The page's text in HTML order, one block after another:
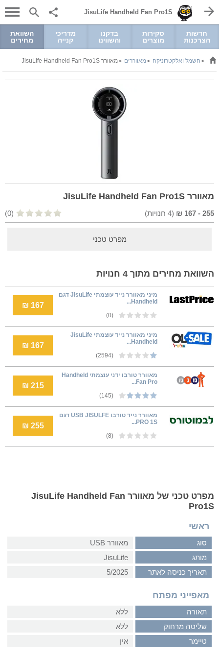
JisuLife Handheld Fan Pro1S
חדשות
הצרכנות
סקירות
מוצרים
בדקנו
והשווינו
מדריכי
קנייה
השוואת
מחירים
> חשמל ואלקטרוניקה >מאווררים >מאוורר JisuLife Handheld Fan Pro1S
מאוורר JisuLife Handheld Fan Pro1S
255
-
167
₪
(
4 חנויות) (0)
מפרט טכני
השוואת מחירים מתוך 4 חנויות
מיני מאוורר נייד עוצמתי JisuLife דגם
Handheld...
(0)
167 ₪
מיני מאוורר נייד עוצמתי JisuLife
Handheld...
(2594)
167 ₪
מאוורר טורבו ידני עוצמתי Handheld
Fan Pro...
(145)
215 ₪
מאוורר נייד טורבו USB JISULFE דגם
PRO 1S...
(8)
255 ₪
מפרט טכני של מאוורר JisuLife Handheld Fan
Pro1S
ראשי
סוג
מאוורר USB
מותג
JisuLife
תאריך כניסה לאתר
5/2025
מאפייני מפתח
תאורה
ללא
שליטה מרחוק
ללא
טיימר
אין